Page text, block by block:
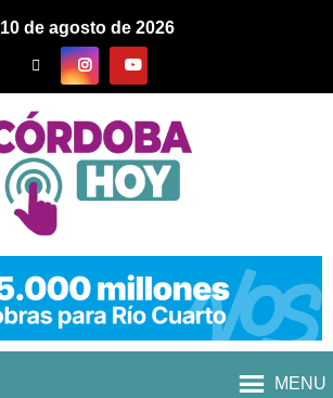
10 de agosto de 2026
MENU